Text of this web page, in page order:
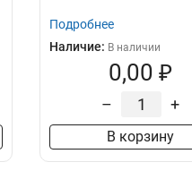
Подробнее
Наличие: В наличии
0,00 ₽
– +
В корзину